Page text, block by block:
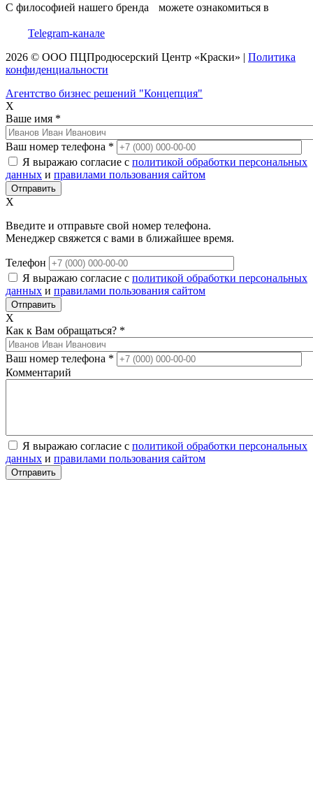
С философией нашего бренда можете ознакомиться в
Telegram-канале
2026 © ООО ПЦПродюсерский Центр «Краски» | Политика
конфиденциальности
Агентство бизнес решений "Концепция"
X
Ваше имя *
Ваш номер телефона *
Я выражаю согласие с политикой обработки персональных
данных и правилами пользования сайтом
X
Введите и отправьте свой номер телефона.
Менеджер свяжется с вами в ближайшее время.
Телефон
Я выражаю согласие с политикой обработки персональных
данных и правилами пользования сайтом
X
Как к Вам обращаться? *
Ваш номер телефона *
Комментарий
Я выражаю согласие с политикой обработки персональных
данных и правилами пользования сайтом